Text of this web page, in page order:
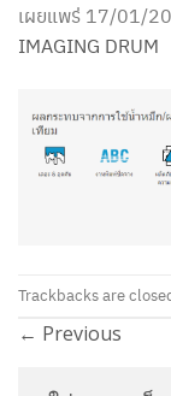
เผยแพร่ 17/01/
IMAGING DRUM
Trackbacks are
← Previous